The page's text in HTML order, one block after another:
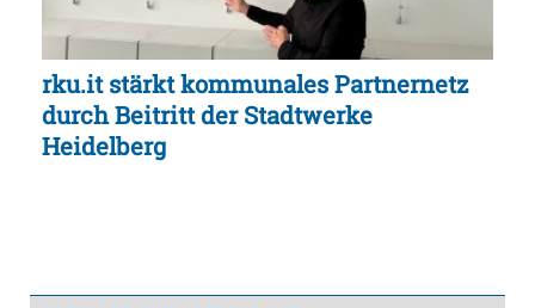
rku.it stärkt kommunales Partnernetz
durch Beitritt der Stadtwerke
Heidelberg